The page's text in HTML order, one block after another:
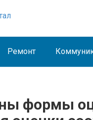
Ремонт
формы